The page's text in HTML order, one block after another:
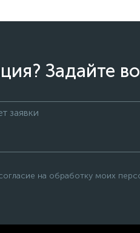
Задайте
на обработку моих